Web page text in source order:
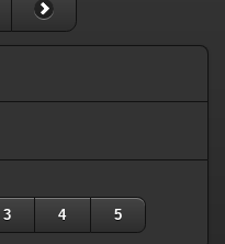
3 4 5